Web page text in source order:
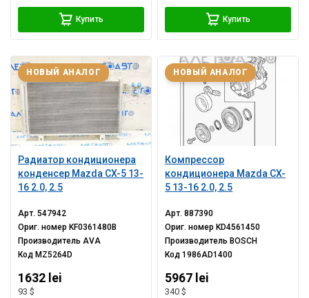
Купить Купить
Радиатор кондиционера
конденсер Mazda CX-5 13-
16 2.0, 2.5
НОВЫЙ АНАЛОГ
Арт.547942
Ориг. номер KF0361480B
ПроизводительAVA
Код MZ5264D
1632 lei
93 $
Компрессор
кондиционера Mazda CX-
5 13-16 2.0, 2.5
НОВЫЙ АНАЛОГ
Арт.887390
Ориг. номер KD4561450
Производитель BOSCH
Код1986AD1400
5967 lei
340 $